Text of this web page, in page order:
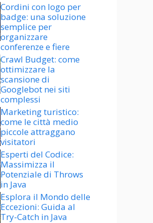
Cordini con logo per
badge: una soluzione
semplice per
organizzare
conferenze e fiere
Crawl Budget: come
ottimizzare la
scansione di
Googlebot nei siti
complessi
Marketing turistico:
come le città medio
piccole attraggano
visitatori
Esperti del Codice:
Massimizza il
Potenziale di Throws
in Java
Esplora il Mondo delle
Eccezioni: Guida al
Try-Catch in Java